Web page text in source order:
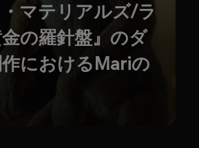
・マテリアルズ/ラ
の羅針盤』のダ
におけるMariの